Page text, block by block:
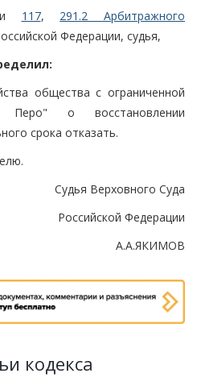
117, 291.2 Арбитражного
Федерации, судья,
общества с ограниченной
Перо" о восстановлении
срока отказать.
Судья Верховного Суда
Российской Федерации
А.А.ЯКИМОВ
кодекса